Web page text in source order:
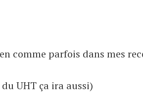
comme parfois dans mes
UHT ça ira aussi)